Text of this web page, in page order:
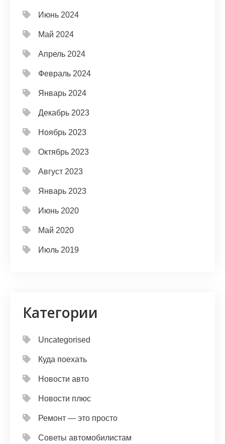
Июнь 2024
Май 2024
Апрель 2024
Февраль 2024
Январь 2024
Декабрь 2023
Ноябрь 2023
Октябрь 2023
Август 2023
Январь 2023
Июнь 2020
Май 2020
Июль 2019
Категории
Uncategorised
Куда поехать
Новости авто
Новости плюс
Ремонт — это просто
Советы автомобилистам